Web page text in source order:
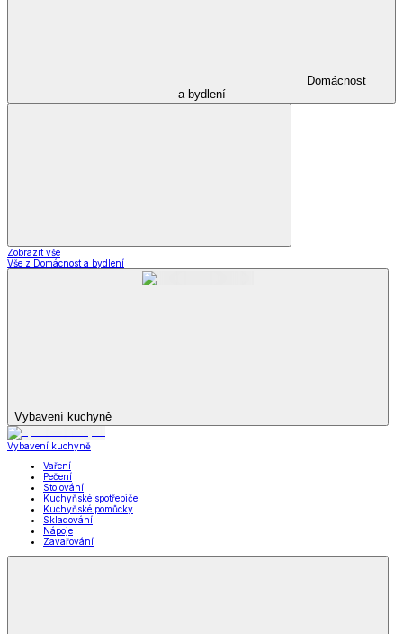
Domácnost
a bydlení
Zobrazit vše
Vše z Domácnost a bydlení
Vybavení kuchyně
Vybavení kuchyně
Vaření
Pečení
Stolování
Kuchyňské spotřebiče
Kuchyňské pomůcky
Skladování
Nápoje
Zavařování